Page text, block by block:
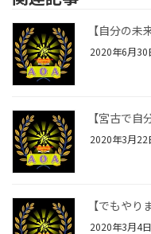
【自分の
2020年6月30
【宮古で自
2020年3月22
【でもやり
2020年3月4日